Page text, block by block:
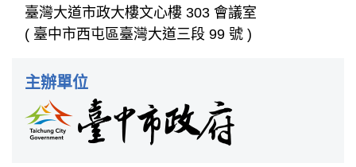
臺灣大道市政大樓文心樓 303 會議室
( 臺中市西屯區臺灣大道三段 99 號 )
主辦單位